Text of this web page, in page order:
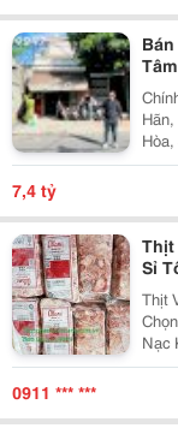
Tỷ
Cửa
7,4 tỷ
Thịt
Sỉ
Thịt
Nạc
Lệ
0911 *** ***